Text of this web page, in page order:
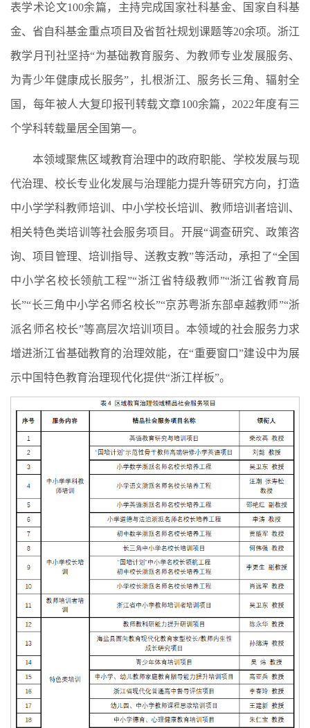
表学术论文100余篇，主持完成国家社科基金、国家自科基
金、省自科基金重点项目及省哲社规划课题等20余项。浙江
教学月刊社坚持“为基础教育服务、为教师专业发展服务、
为青少年健康成长服务”，扎根浙江、服务长三角、辐射全
国，每年被人大复印报刊转载文章100余篇，2022年度有三
个学科转载量居全国第一。
本领域聚焦区域教育治理中的政府职能、学校发展与现
代治理、校长专业化发展与治理能力提升等研究方向，打造
中小学学科教师培训、中小学校长培训、教师培训者培训、
相关特色类培训等社会服务项目。开展“调查研究、政策咨
询、项目管理、培训指导、送教支教”等活动，承担了“全国
中小学名校长领航工程”“浙江省特级教师”“浙江省教育局
长”“长三角中小学名师名校长”“京苏粤浙东部卓越教师”“浙
派名师名校长”等高层次培训项目。本领域的社会服务力求
增进浙江省基础教育的治理效能，在“重要窗口”建设中为展
示中国特色教育治理现代化提供“浙江样板”。